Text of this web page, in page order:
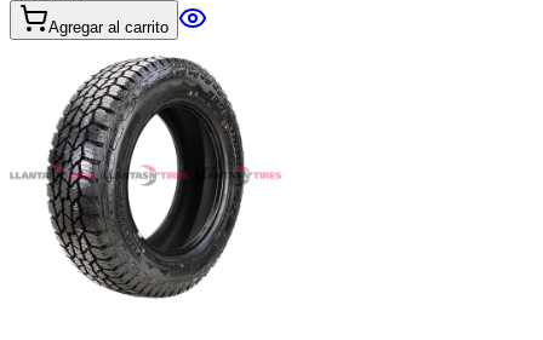
Agregar al carrito